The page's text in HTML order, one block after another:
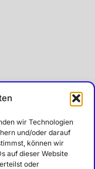
wir Technologien
und/oder darauf
können wir
auf dieser Website
oder